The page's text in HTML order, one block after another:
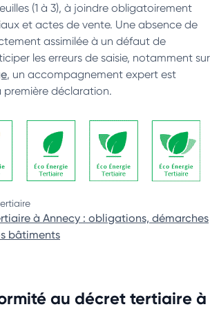
(1 à 3), à joindre obligatoirement
et actes de vente. Une absence de
assimilée à un défaut de
les erreurs de saisie, notamment sur
, un accompagnement expert est
déclaration.
à Annecy : obligations, démarches
bâtiments
au décret tertiaire à